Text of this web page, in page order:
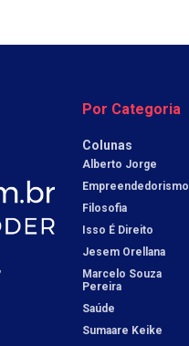
Por Categoria
Colunas
Alberto Jorge
Empreendedorismo
Filosofia
Isso É Direito
Jesem Orellana
Marcelo Souza
Pereira
Saúde
Sumaare Keike